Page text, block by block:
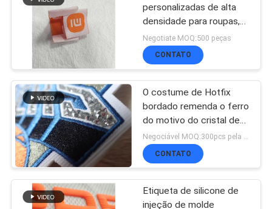
Etiquetas tecidas da
roupa
Remendos do couro
76
personalizadas de alta
densidade para roupas,
dobradas em capa de
livro, para bolsas e
roupas
Negotiate MOQ:500 peças
CONTATO
O costume de Hotfix
bordado remenda o ferro
do motivo do cristal de
rocha em transferência
para Hoodies
Negociável MOQ:300pcs pela cor
CONTATO
Etiqueta de silicone de
injeção de molde